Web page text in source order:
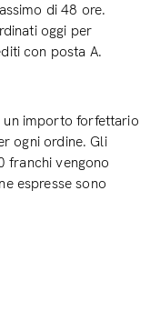
di 48 ore.
oggi per
con posta A.
un importo forfettario
ogni ordine. Gli
franchi vengono
espresse sono